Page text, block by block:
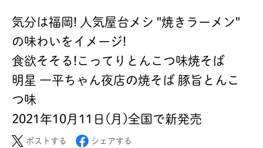
気分は福岡! 人気屋台メシ "焼きラーメン"
の味わいをイメージ!
食欲そそる!こってりとんこつ味焼そば
明星 一平ちゃん夜店の焼そば 豚旨とんこ
つ味
2021年10月11日(月)全国で新発売
ポストする シェアする